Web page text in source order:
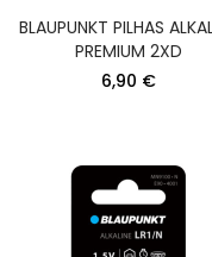
BLAUPUNKT PILHAS
PREMIUM 2XD
6,90 €